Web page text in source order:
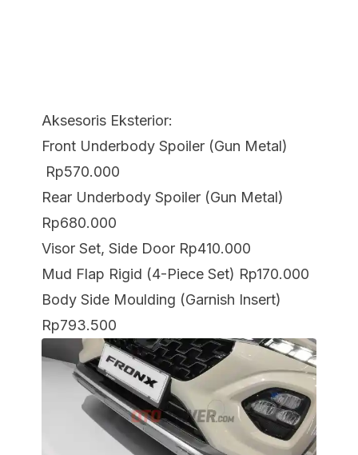
Aksesoris Eksterior:
Front Underbody Spoiler (Gun Metal)
Rp570.000
Rear Underbody Spoiler (Gun Metal)
Rp680.000
Visor Set, Side Door Rp410.000
Mud Flap Rigid (4-Piece Set) Rp170.000
Body Side Moulding (Garnish Insert)
Rp793.500